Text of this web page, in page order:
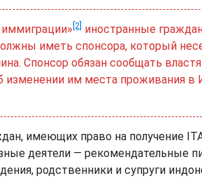
[2] иностранные
иметь спонсора, который
Спонсор обязан сообщать
им места проживания в
имеющих право на получение
деятели — рекомендательные
родственники и супруги